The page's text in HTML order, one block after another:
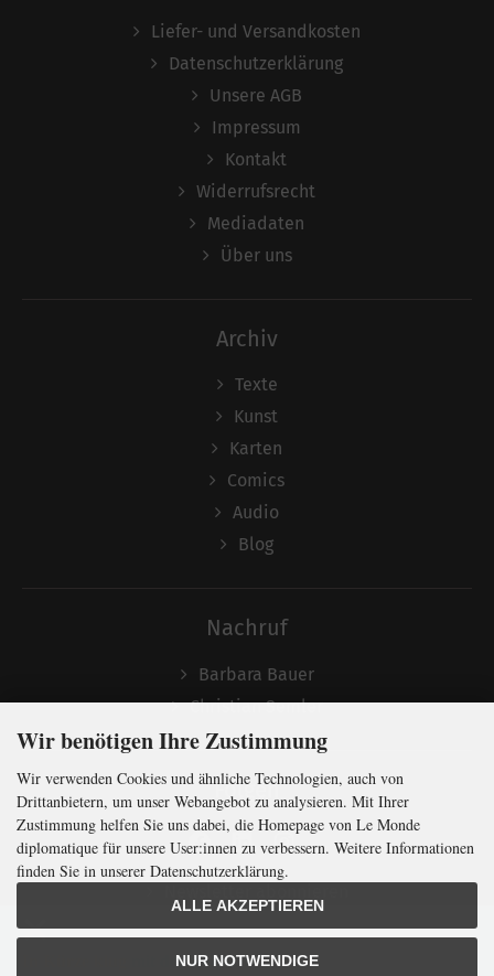
mit der weltweitgrößten
Liefer- und Versandkosten
Datenschutzerklärung
Unsere AGB
Impressum
Kontakt
Widerrufsrecht
Mediadaten
Über uns
Archiv
Texte
Kunst
Karten
Comics
Audio
Blog
Nachruf
Barbara Bauer
Christian Semler
Folgen
Wir benötigen Ihre Zustimmung
Wir verwenden Cookies und ähnliche Technologien, auch von
Drittanbietern, um unser Webangebot zu analysieren. Mit Ihrer
Zustimmung helfen Sie uns dabei, die Homepage von Le Monde
diplomatique für unsere User:innen zu verbessern. Weitere Informationen
finden Sie in unserer Datenschutzerklärung.
ALLE AKZEPTIEREN
NUR NOTWENDIGE